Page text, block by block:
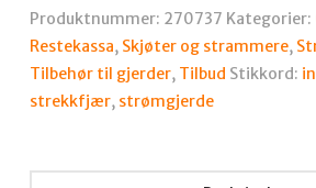
Produktnummer: 270737 Kategorier:
Restekassa, Skjøter og strammere,
Tilbehør til gjerder, Tilbud Stikkord:
strekkfjær, strømgjerde